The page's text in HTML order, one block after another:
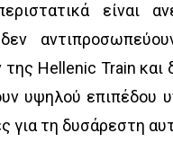
είναι
της Hellenic Train
υψηλού επιπέδου
για τη δυσάρεστη